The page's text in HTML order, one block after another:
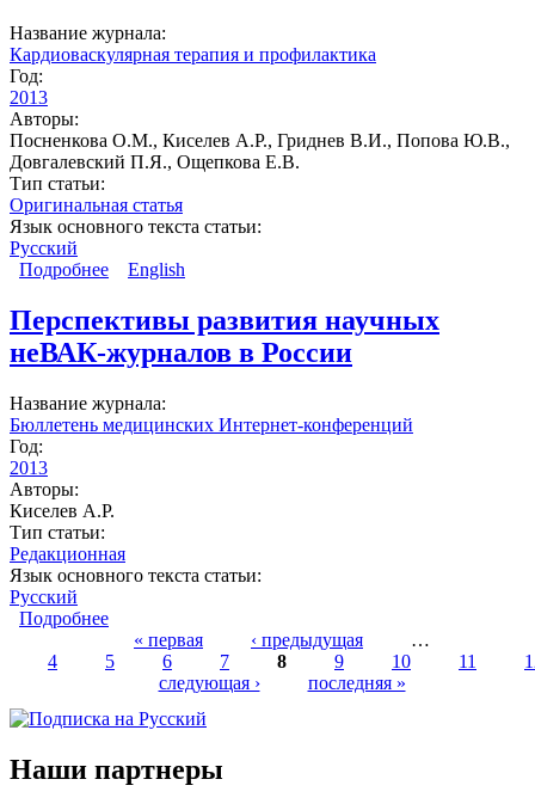
Название журнала:
Кардиоваскулярная терапия и профилактика
Год:
2013
Авторы:
Посненкова О.М., Киселев А.Р., Гриднев В.И., Попова Ю.В.,
Довгалевский П.Я., Ощепкова Е.В.
Тип статьи:
Оригинальная статья
Язык основного текста статьи:
Русский
Подробнее о Оценка мероприятий по реперфузии миокарда у
подъемом сегмента ST на основе критериев
Американского Колледжа Кардиологии /
Американской Ассоциации Сердца
English
Перспективы развития научных
неВАК-журналов в России
Название журнала:
Бюллетень медицинских Интернет-конференций
Год:
2013
Авторы:
Киселев А.Р.
Тип статьи:
Редакционная
Язык основного текста статьи:
Русский
Подробнее
журналов в России
Страницы
« первая ‹ предыдущая
…
4
5 6 7 8 9 10 11
следующая ›
последняя »
Наши партнеры